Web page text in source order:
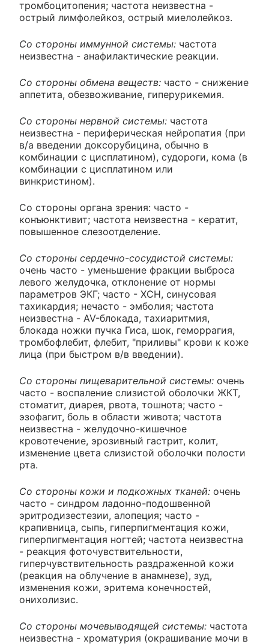
тромбоцитопения; частота неизвестна -
острый лимфолейкоз, острый миелолейкоз.
Со стороны иммунной системы: частота
неизвестна - анафилактические реакции.
Со стороны обмена веществ: часто - снижение
аппетита, обезвоживание, гиперурикемия.
Со стороны нервной системы: частота
неизвестна - периферическая нейропатия (при
в/а введении доксорубицина, обычно в
комбинации с цисплатином), судороги, кома (в
комбинации с цисплатином или
винкристином).
Со стороны органа зрения: часто -
конъюнктивит; частота неизвестна - кератит,
повышенное слезоотделение.
Со стороны сердечно-сосудистой системы:
очень часто - уменьшение фракции выброса
левого желудочка, отклонение от нормы
параметров ЭКГ; часто - ХСН, синусовая
тахикардия; нечасто - эмболия; частота
неизвестна - AV-блокада, тахиаритмия,
блокада ножки пучка Гиса, шок, геморрагия,
тромбофлебит, флебит, "приливы" крови к коже
лица (при быстром в/в введении).
Со стороны пищеварительной системы: очень
часто - воспаление слизистой оболочки ЖКТ,
стоматит, диарея, рвота, тошнота; часто -
эзофагит, боль в области живота; частота
неизвестна - желудочно-кишечное
кровотечение, эрозивный гастрит, колит,
изменение цвета слизистой оболочки полости
рта.
Со стороны кожи и подкожных тканей: очень
часто - синдром ладонно-подошвенной
эритродизестезии, алопеция; часто -
крапивница, сыпь, гиперпигментация кожи,
гиперпигментация ногтей; частота неизвестна
- реакция фоточувствительности,
гиперчувствительность раздраженной кожи
(реакция на облучение в анамнезе), зуд,
изменения кожи, эритема конечностей,
онихолизис.
Со стороны мочевыводящей системы: частота
неизвестна - хроматурия (окрашивание мочи в